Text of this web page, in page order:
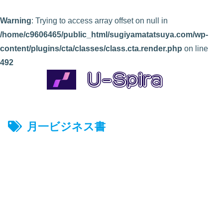
Warning: Trying to access array offset on null in
/home/c9606465/public_html/sugiyamatatsuya.com/wp-
content/plugins/cta/classes/class.cta.render.php on line
492
月一ビジネス書